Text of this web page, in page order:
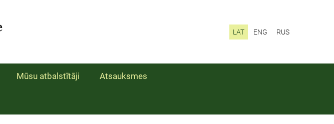
LAT ENG RUS
Mūsu atbalstītāji Atsauksmes